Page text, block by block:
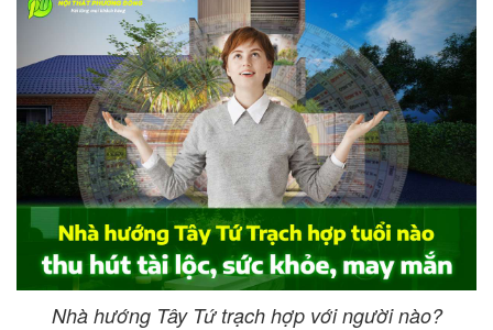
Nhà hướng Tây Tứ trạch hợp với người nào?